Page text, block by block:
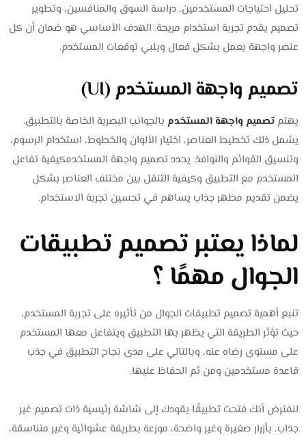
تحليل احتياجات المستخدمين، دراسة السوق والمنافسين، وتطوير
تصميم يقدم تجربة استخدام مريحة. الهدف الأساسي هو ضمان أن كل
عنصر واجهة يعمل بشكل فعال ويلبي توقعات المستخدم.
تصميم واجهة المستخدم (UI)
يهتمتصميم واجهة المستخدم بالجوانب البصرية الخاصة بالتطبيق.
يشمل ذلك تخطيط العناصر، اختيار الألوان والخطوط، استخدام الرسوم،
وتنسيق القوائم والنوافذ. يحدد تصميم واجهة المستخدمكيفية تفاعل
المستخدم مع التطبيق وكيفية التنقل بين مختلف العناصر بشكل
يضمن تقديم مظهر جذاب يساهم في تحسين تجربة الاستخدام.
لماذا يعتبر تصميم تطبيقات
الجوال مهمًا ؟
تنبع أهمية تصميم تطبيقات الجوال من تأثيره على تجربة المستخدم،
حيث تؤثر الطريقة التي يظهر بها التطبيق ويتفاعل معها المستخدم
على مستوى رضاه عنه، وبالتالي على مدى نجاح التطبيق في جذب
قاعدة مستخدمين ومن ثم الحفاظ عليها.
لنفترض أنك فتحت تطبيقًا يقودك إلى شاشة رئيسية ذات تصميم غير
جذاب، بأزرار صغيرة وغير واضحة، موزعة بطريقة عشوائية وغير متناسقة،